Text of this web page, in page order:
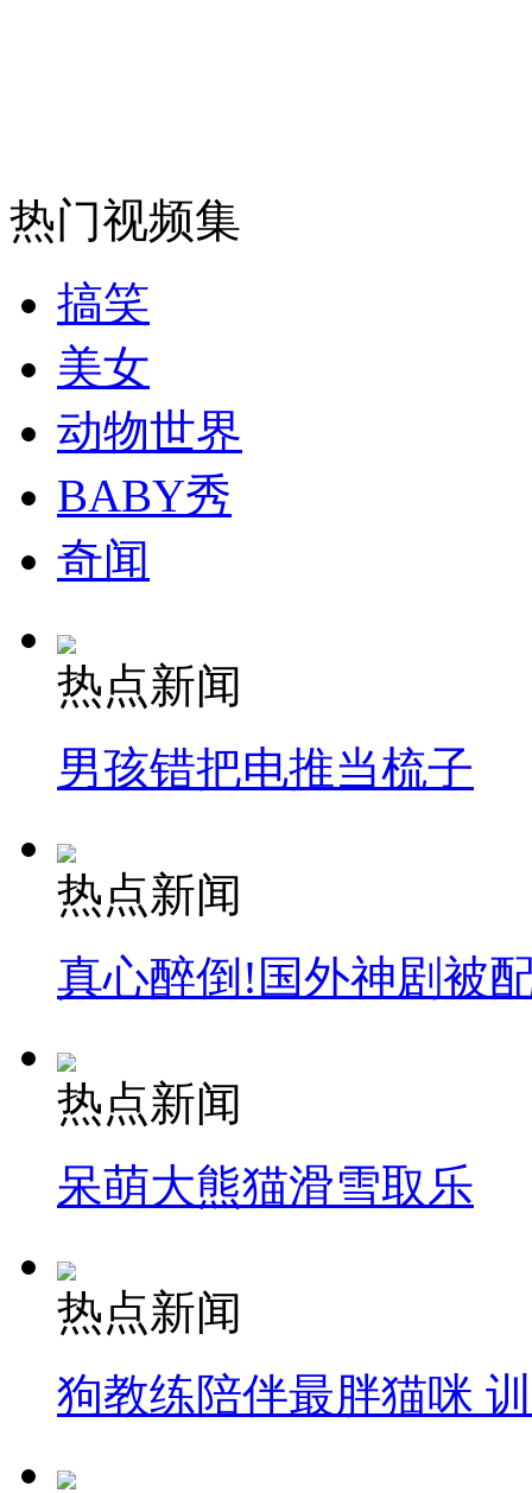
无痛分娩是否安全 医生回应
外交部：反对强权政治霸凌主义
外交部：有关国家言论片面不公正
安徽一实载49人客车翻车
走！跟着总书记去植树
消防员救轻生者
纽约上演“枕头大战”
司机酒驾遇交警 急速倒车逃窜
热门视频集
搞笑
美女
动物世界
BABY秀
奇闻
热点新闻
男孩错把电推当梳子
热点新闻
真心醉倒!国外神剧被
热点新闻
呆萌大熊猫滑雪取乐
热点新闻
狗教练陪伴最胖猫咪